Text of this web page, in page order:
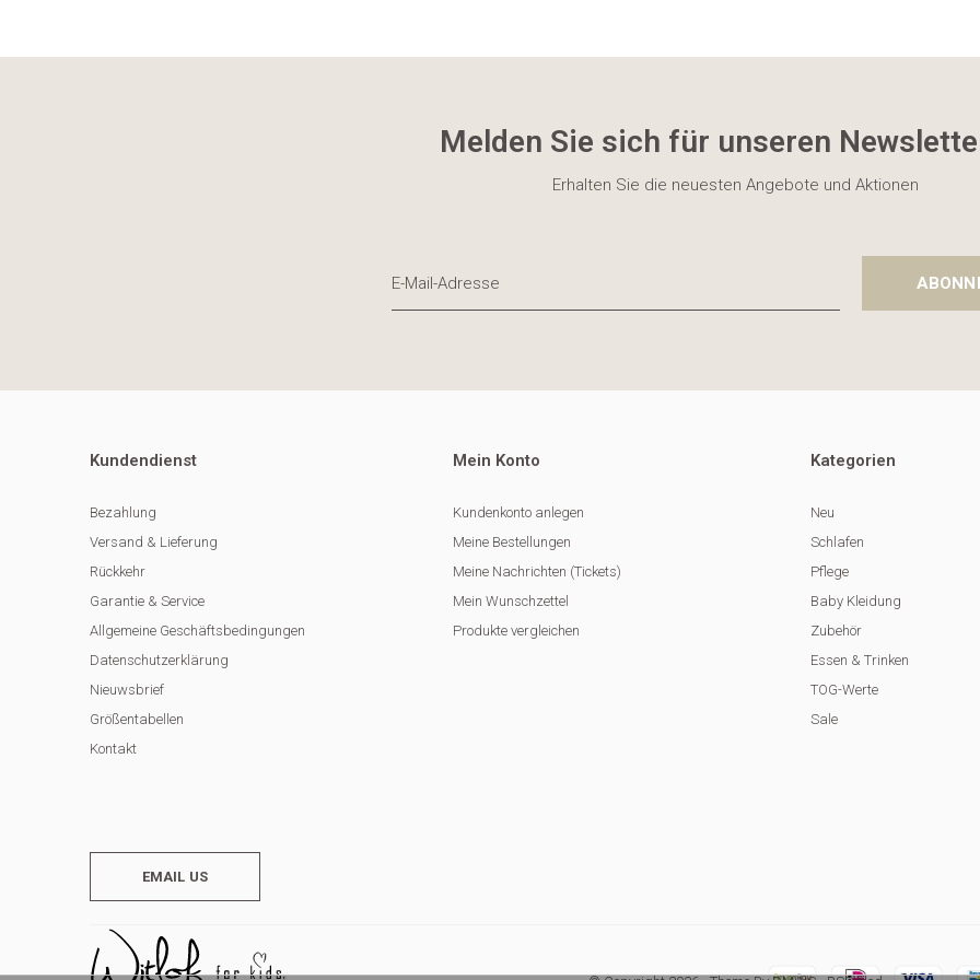
Melden Sie sich für unseren
Erhalten Sie die neuesten Angebote und Aktionen
Kundendienst
Bezahlung
Versand & Lieferung
Rückkehr
Garantie & Service
Allgemeine Geschäftsbedingungen
Datenschutzerklärung
Nieuwsbrief
Größentabellen
Kontakt
Mein Konto
Kundenkonto anlegen
Meine Bestellungen
Meine Nachrichten (Tickets)
Mein Wunschzettel
Produkte vergleichen
Kategorien
Neu
Schlafen
Pflege
Baby Kleidung
Zubehör
Essen & Trinken
TOG-Werte
Sale
EMAIL US